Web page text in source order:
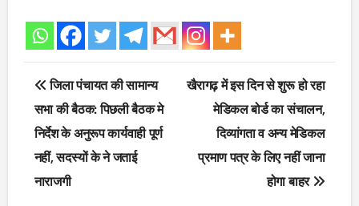
Post
navigation
जिला पंचायत की सामान्य
सभा की बैठक: पिछली बैठक मे
निर्देश के अनुरूप कार्यवाही पूर्ण
नहीं, सदस्यों के ने जताई
नाराजगी
खैरागढ़ में इस दिन से शुरू हो रहा
मेडिकल बोर्ड का संचालन,
दिव्यांगता व अन्य मेडिकल
प्रमाण पत्र के लिए नहीं जाना
होगा बाहर